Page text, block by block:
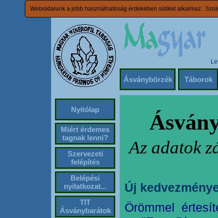
Weboldalunk a jobb használhatóság érdekében sütiket alkalmaz.
Ásványbörzék Táborok
Nyitólap
Miért érdemes
tagnak lenni?
Szervezeti
felépítés
Belépési
nyilatkozat...
TIT
Ásványbarátok
Az adatok
Új
Örömmel